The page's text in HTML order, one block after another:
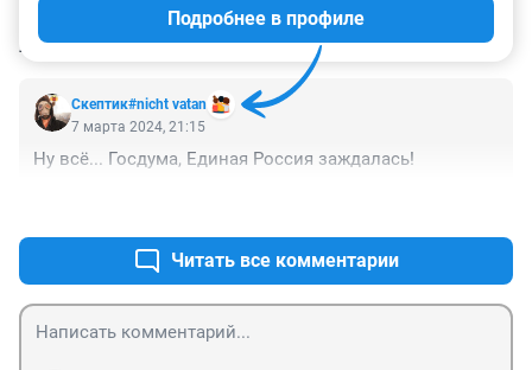
КОММЕНТАРИИ 1
Скептик#nicht vatan
Подробнее в профиле
7 марта 2024, 21:15
Ну всё... Госдума, Единая Россия заждалась!
Читать все комментарии